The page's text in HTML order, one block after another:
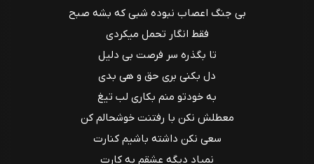
بی جنگ اعصاب نبوده شبی که بشه صبح
فقط انگار تحمل میکردی
تا بگذره سر فرصت بی دلیل
دل بکنی بری حق و هی بدی
به خودتو منم بکاری لب تیغ
معطلش نکن با رفتنت خوشحالم کن
سعی نکن داشته باشیم کنارت
نمیاد دیگه عشقم به کارت